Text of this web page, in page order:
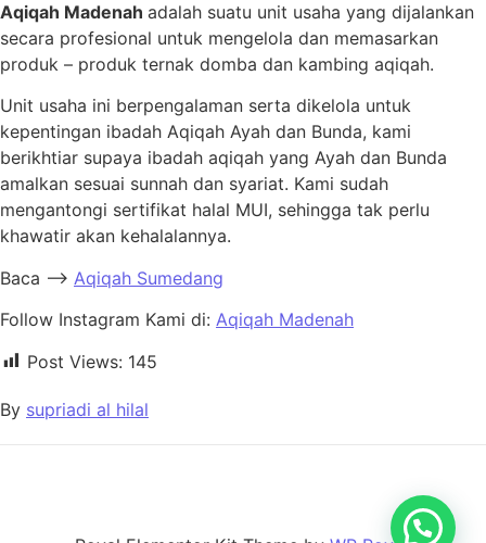
Aqiqah Madenah adalah suatu unit usaha yang dijalankan
secara profesional untuk mengelola dan memasarkan
produk – produk ternak domba dan kambing aqiqah.
Unit usaha ini berpengalaman serta dikelola untuk
kepentingan ibadah Aqiqah Ayah dan Bunda, kami
berikhtiar supaya ibadah aqiqah yang Ayah dan Bunda
amalkan sesuai sunnah dan syariat. Kami sudah
mengantongi sertifikat halal MUI, sehingga tak perlu
khawatir akan kehalalannya.
Baca –> Aqiqah Sumedang
Follow Instagram Kami di: Aqiqah Madenah
Post Views: 145
By supriadi al hilal